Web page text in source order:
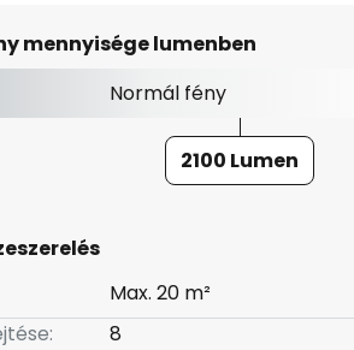
mennyisége lumenben
Normál fény
2100 Lumen
Max. 20 m²
8